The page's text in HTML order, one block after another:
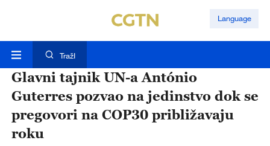
Language
TražI
Glavni tajnik UN-a António
Guterres pozvao na jedinstvo dok se
pregovori na COP30 približavaju
roku